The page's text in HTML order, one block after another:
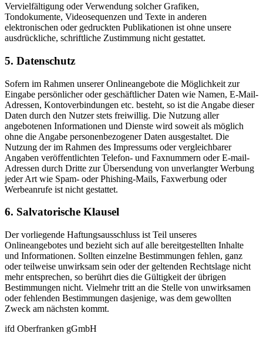
Vervielfältigung oder Verwendung solcher Grafiken,
Tondokumente, Videosequenzen und Texte in anderen
elektronischen oder gedruckten Publikationen ist ohne unsere
ausdrückliche, schriftliche Zustimmung nicht gestattet.
5. Datenschutz
Sofern im Rahmen unserer Onlineangebote die Möglichkeit zur
Eingabe persönlicher oder geschäftlicher Daten wie Namen, E-Mail-
Adressen, Kontoverbindungen etc. besteht, so ist die Angabe dieser
Daten durch den Nutzer stets freiwillig. Die Nutzung aller
angebotenen Informationen und Dienste wird soweit als möglich
ohne die Angabe personenbezogener Daten ausgestaltet. Die
Nutzung der im Rahmen des Impressums oder vergleichbarer
Angaben veröffentlichten Telefon- und Faxnummern oder E-mail-
Adressen durch Dritte zur Übersendung von unverlangter Werbung
jeder Art wie Spam- oder Phishing-Mails, Faxwerbung oder
Werbeanrufe ist nicht gestattet.
6. Salvatorische Klausel
Der vorliegende Haftungsausschluss ist Teil unseres
Onlineangebotes und bezieht sich auf alle bereitgestellten Inhalte
und Informationen. Sollten einzelne Bestimmungen fehlen, ganz
oder teilweise unwirksam sein oder der geltenden Rechtslage nicht
mehr entsprechen, so berührt dies die Gültigkeit der übrigen
Bestimmungen nicht. Vielmehr tritt an die Stelle von unwirksamen
oder fehlenden Bestimmungen dasjenige, was dem gewollten
Zweck am nächsten kommt.
ifd Oberfranken gGmbH